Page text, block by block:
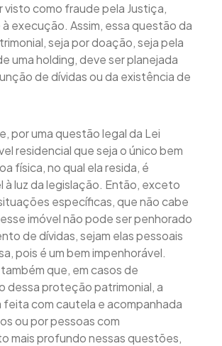
visto como fraude pela Justiça,
execução. Assim, essa questão da
seja por doação, seja pela
uma holding, deve ser planejada
de dívidas ou da existência de
por uma questão legal da Lei
residencial que seja o único bem
física, no qual ela resida, é
à luz da legislação. Então, exceto
específicas, que não cabe
imóvel não pode ser penhorado
de dívidas, sejam elas pessoais
pois é um bem impenhorável.
que, em casos de
dessa proteção patrimonial, a
com cautela e acompanhada
ou por pessoas com
mais profundo nessas questões,